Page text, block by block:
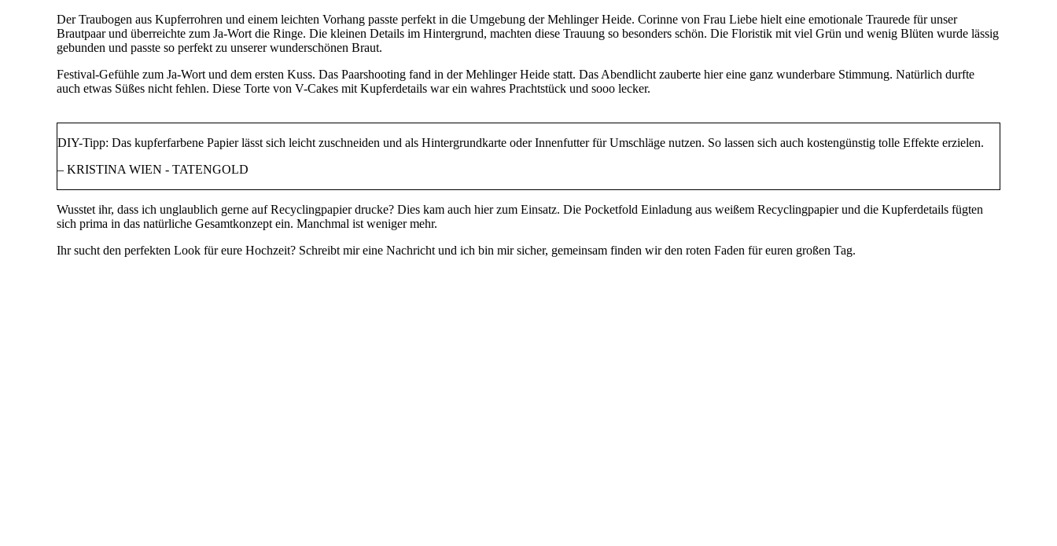
Der Traubogen aus Kupferrohren und einem leichten Vorhang passte perfekt in die Umgebung der Mehlinger Heide. Corinne von Frau Liebe hielt eine emotionale Traurede für unser
Brautpaar und überreichte zum Ja-Wort die Ringe. Die kleinen Details im Hintergrund, machten diese Trauung so besonders schön. Die Floristik mit viel Grün und wenig Blüten wurde lässig
gebunden und passte so perfekt zu unserer wunderschönen Braut.
Festival-Gefühle zum Ja-Wort und dem ersten Kuss. Das Paarshooting fand in der Mehlinger Heide statt. Das Abendlicht zauberte hier eine ganz wunderbare Stimmung. Natürlich durfte
auch etwas Süßes nicht fehlen. Diese Torte von V-Cakes mit Kupferdetails war ein wahres Prachtstück und sooo lecker.
DIY-Tipp: Das kupferfarbene Papier lässt sich leicht zuschneiden und als Hintergrundkarte oder Innenfutter für Umschläge nutzen. So lassen sich auch kostengünstig tolle Effekte erzielen.
– KRISTINA WIEN - TATENGOLD
Wusstet ihr, dass ich unglaublich gerne auf Recyclingpapier drucke? Dies kam auch hier zum Einsatz. Die Pocketfold Einladung aus weißem Recyclingpapier und die Kupferdetails fügten
sich prima in das natürliche Gesamtkonzept ein. Manchmal ist weniger mehr.
Ihr sucht den perfekten Look für eure Hochzeit? Schreibt mir eine Nachricht und ich bin mir sicher, gemeinsam finden wir den roten Faden für euren großen Tag.